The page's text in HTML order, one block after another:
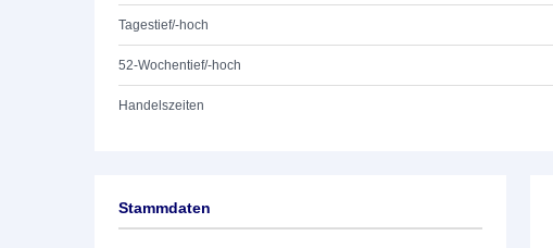
Tagestief/-hoch
52-Wochentief/-hoch
Handelszeiten
Stammdaten